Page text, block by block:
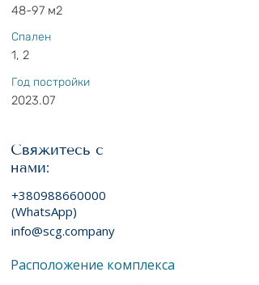
48-97 м2
Спален
1, 2
Год постройки
2023.07
Свяжитесь с
нами:
+380988660000
(WhatsApp)
info@scg.company
Расположение комплекса